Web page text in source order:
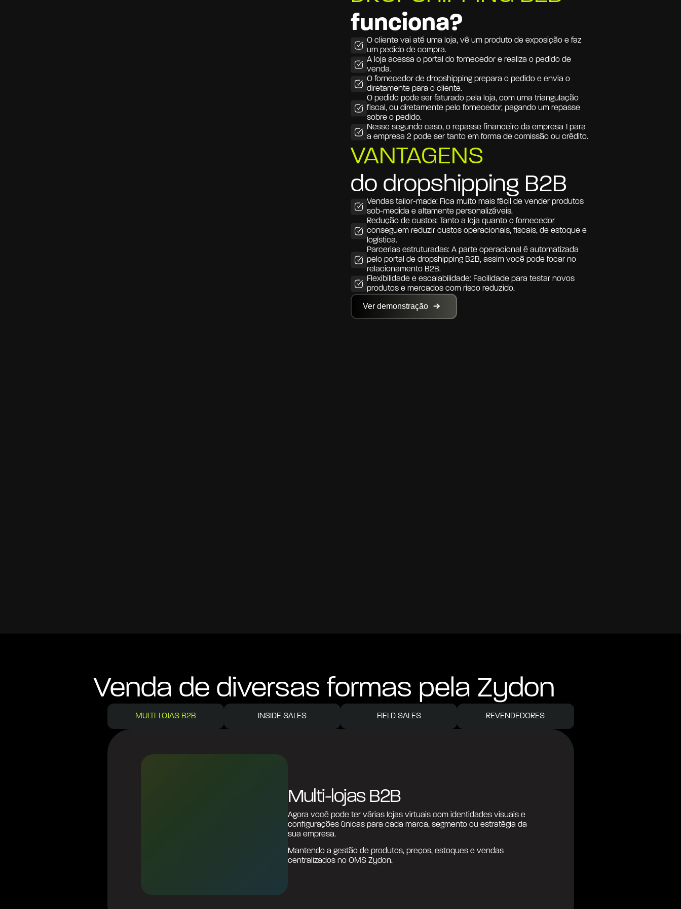
funciona?
O cliente vai até uma loja, vê um produto de exposição e faz
um pedido de compra.
A loja acessa o portal do fornecedor e realiza o pedido de
venda.
O fornecedor de dropshipping prepara o pedido e envia o
diretamente para o cliente.
O pedido pode ser faturado pela loja, com uma triangulação
fiscal, ou diretamente pelo fornecedor, pagando um repasse
sobre o pedido.
Nesse segundo caso, o repasse financeiro da empresa 1 para
a empresa 2 pode ser tanto em forma de comissão ou crédito.
VANTAGENS
do dropshipping B2B
Vendas tailor-made: Fica muito mais fácil de vender produtos
sob-medida e altamente personalizáveis.
Redução de custos: Tanto a loja quanto o fornecedor
conseguem reduzir custos operacionais, fiscais, de estoque e
logística.
Parcerias estruturadas: A parte operacional é automatizada
pelo portal de dropshipping B2B, assim você pode focar no
relacionamento B2B.
Flexibilidade e escalabilidade: Facilidade para testar novos
produtos e mercados com risco reduzido.
Ver demonstração
Venda de diversas formas pela Zydon
MULTI-LOJAS B2B INSIDE SALES FIELD SALES REVENDEDORES
Multi-lojas B2B
Agora você pode ter várias lojas virtuais com identidades visuais e
configurações únicas para cada marca, segmento ou estratégia da
sua empresa.
Mantendo a gestão de produtos, preços, estoques e vendas
centralizados no OMS Zydon.